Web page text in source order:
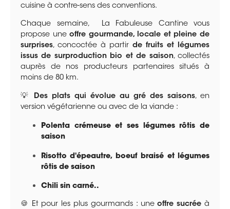
cuisine à contre-sens des conventions.
Chaque semaine, La Fabuleuse Cantine vous
propose uneoffre gourmande, locale et pleine de
surprises, concoctée à partir de fruits et légumes
issus de surproduction bio et de saison, collectés
auprès de nos producteurs partenaires situés à
moins de 80 km.
💡 Des plats qui évolue au gré des saisons, en
version végétarienne ou avec de la viande :
Polenta crémeuse et ses légumes rôtis de
saison
Risotto d'épeautre, boeuf braisé et légumes
rôtis de saison
Chili sin carné..
🍪 Et pour les plus gourmands : uneoffre sucrée à